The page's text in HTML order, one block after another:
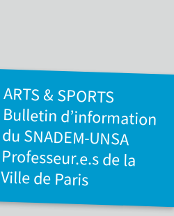
ARTS & SPORTS
Bulletin d’information
du SNADEM-UNSA
Professeur.e.s de la
Ville de Paris